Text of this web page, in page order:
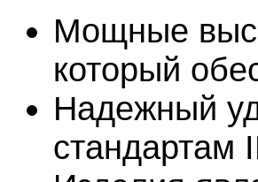
Мощные
который
Надежный
стандартам